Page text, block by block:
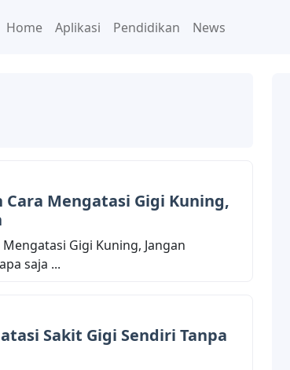
Home Aplikasi Pendidikan News
Mengatasi Gigi Kuning,
Gigi Kuning, Jangan
saja ...
Sakit Gigi Sendiri Tanpa